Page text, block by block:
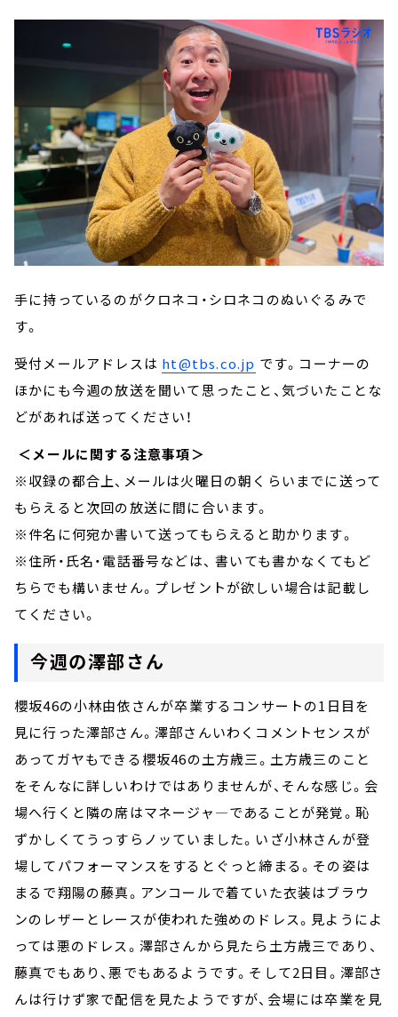
手に持っているのがクロネコ・シロネコのぬいぐるみで
す。
受付メールアドレスは ht@tbs.co.jp です。コーナーの
ほかにも今週の放送を聞いて思ったこと、気づいたことな
どがあれば送ってください！
＜メールに関する注意事項＞
※収録の都合上、メールは火曜日の朝くらいまでに送って
もらえると次回の放送に間に合います。
※件名に何宛か書いて送ってもらえると助かります。
※住所・氏名・電話番号などは、 書いても書かなくてもど
ちらでも構いません。プレゼントが欲しい場合は記載し
てください。
今週の澤部さん
櫻坂46の小林由依さんが卒業するコンサートの1日目を
見に行った澤部さん。澤部さんいわくコメントセンスが
あってガヤもできる櫻坂46の土方歳三。土方歳三のこと
をそんなに詳しいわけではありませんが、そんな感じ。会
場へ行くと隣の席はマネージャ―であることが発覚。恥
ずかしくてうっすらノッていました。いざ小林さんが登
場してパフォーマンスをするとぐっと締まる。その姿は
まるで翔陽の藤真。アンコールで着ていた衣装はブラウ
ンのレザーとレースが使われた強めのドレス。見ようによ
っては悪のドレス。澤部さんから見たら土方歳三であり、
藤真でもあり、悪でもあるようです。そして2日目。澤部さ
んは行けず家で配信を見たようですが、会場には卒業を見